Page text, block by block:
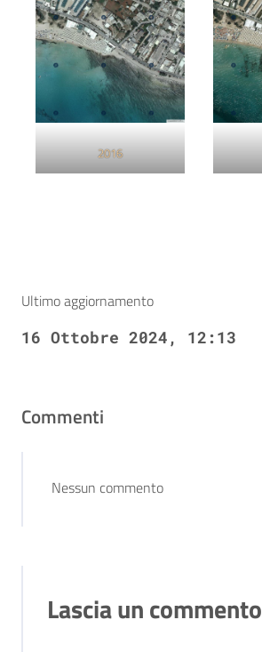
2016
Ultimo aggiornamento
16 Ottobre 2024, 12:13
Commenti
Nessun commento
Lascia un commento